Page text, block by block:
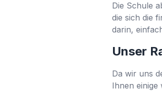
Die Schule
die sich die
darin,
Unser
Da wir uns
Ihnen einige